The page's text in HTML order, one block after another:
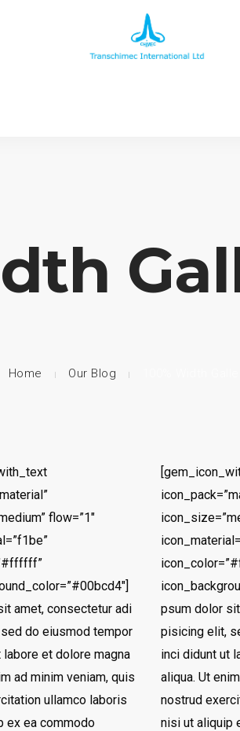
Home Our Blog
flow=”1″
amet, consectetur adi
do eiusmod tempor
labore et dolore magna
ad minim veniam, quis
ullamco laboris
ex ea commodo
psum dolor
pisicing elit,
inci didunt ut
aliqua. Ut
nostrud
nisi ut aliquip